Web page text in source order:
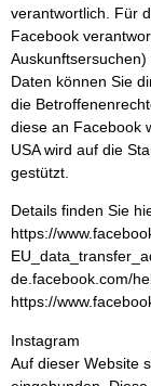
verantwortlich. Für
Facebook
Daten können Sie
die
diese an Facebook
USA wird auf die
gestützt.
Details finden Sie
https://
de.facebook.com/
https://
Instagram
Auf dieser Website